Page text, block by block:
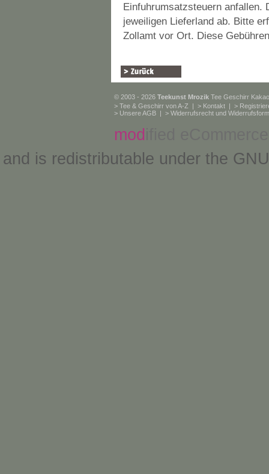
Einfuhrumsatzsteuern anfallen.
jeweiligen Lieferland ab. Bitte
Zollamt vor Ort. Diese
© 2003 - 2026 Teekunst Mrozik Tee Geschirr
> Tee & Geschirr von A-Z | > Kontakt | >
> Unsere AGB | > Widerrufsrecht und
mod
and is redistributable under the